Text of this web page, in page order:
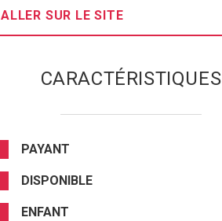
ALLER SUR LE SITE
CARACTÉRISTIQUES
PAYANT
DISPONIBLE
ENFANT